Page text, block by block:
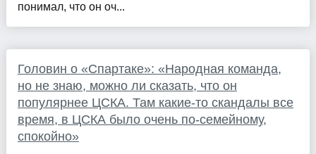
понимал, что он оч...
Головин о «Спартаке»: «Народная команда,
но не знаю, можно ли сказать, что он
популярнее ЦСКА. Там какие‑то скандалы все
время, в ЦСКА было очень по‑семейному,
спокойно»